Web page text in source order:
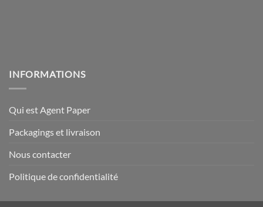
INFORMATIONS
Qui est Agent Paper
Packagings et livraison
Nous contacter
Politique de confidentialité